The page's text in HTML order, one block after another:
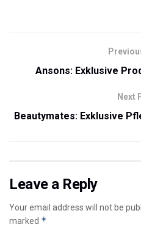
Ansons: Exklusive
Next
Beautymates: Exklusive
Leave a Reply
Your email address will not be
marked *